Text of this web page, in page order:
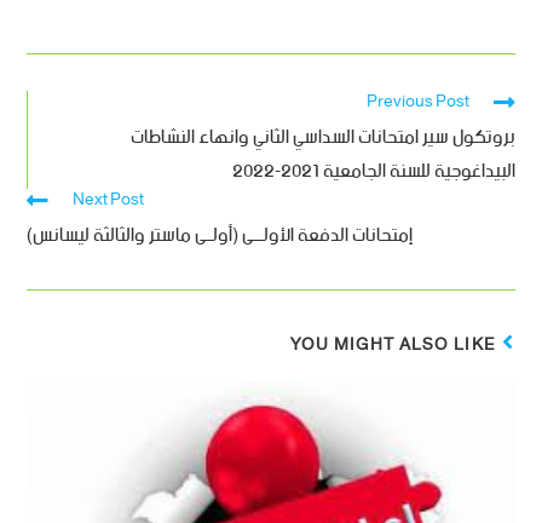
Previous Post
بروتكول سير امتحانات السداسي الثاني وانهاء النشاطات
البيداغوجية للسنة الجامعية 2021-2022
Next Post
إمتحانات الدفعة الأولـــى (أولــى ماستر والثالثة ليسانس)
YOU MIGHT ALSO LIKE